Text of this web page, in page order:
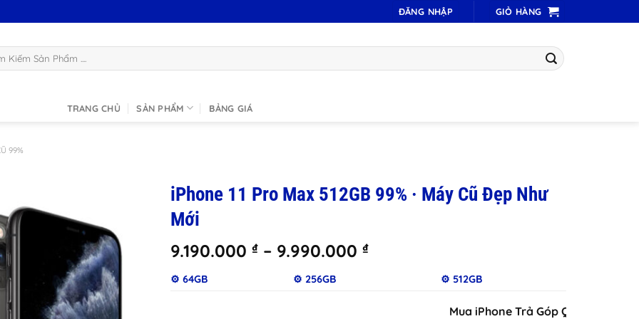
ĐĂNG NHẬP GIỎ HÀNG
TRANG CHỦ SẢN PHẨM BẢNG GIÁ
99%
iPhone 11 Pro Max 512GB 99% · Máy Cũ Đẹp Như
Mới
9.190.000 ₫ – 9.990.000 ₫Khoảng
⚙️ 64GB ⚙️ 256GB ⚙️ 512GB
Mua iPhone Trả Góp Qua iCloud Chỉ